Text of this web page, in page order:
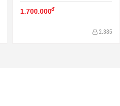
1.700.000đ
2.385